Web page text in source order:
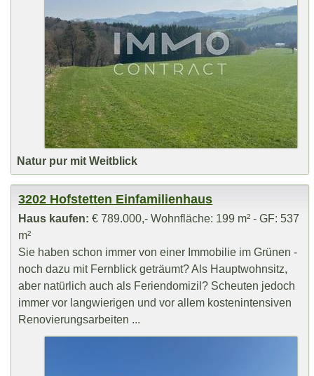
Natur pur mit Weitblick
3202 Hofstetten Einfamilienhaus
Haus kaufen: € 789.000,- Wohnfläche: 199 m² - GF: 537
m²
Sie haben schon immer von einer Immobilie im Grünen -
noch dazu mit Fernblick geträumt? Als Hauptwohnsitz,
aber natürlich auch als Feriendomizil? Scheuten jedoch
immer vor langwierigen und vor allem kostenintensiven
Renovierungsarbeiten ...